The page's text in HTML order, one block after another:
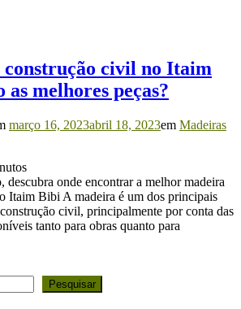
civil no Itaim
melhores peças?
março 16, 2023abril 18, 2023em Madeiras
descubra onde encontrar a melhor madeira
Itaim Bibi A madeira é um dos principais
civil, principalmente por conta das
tanto para obras quanto para
Pesquisar